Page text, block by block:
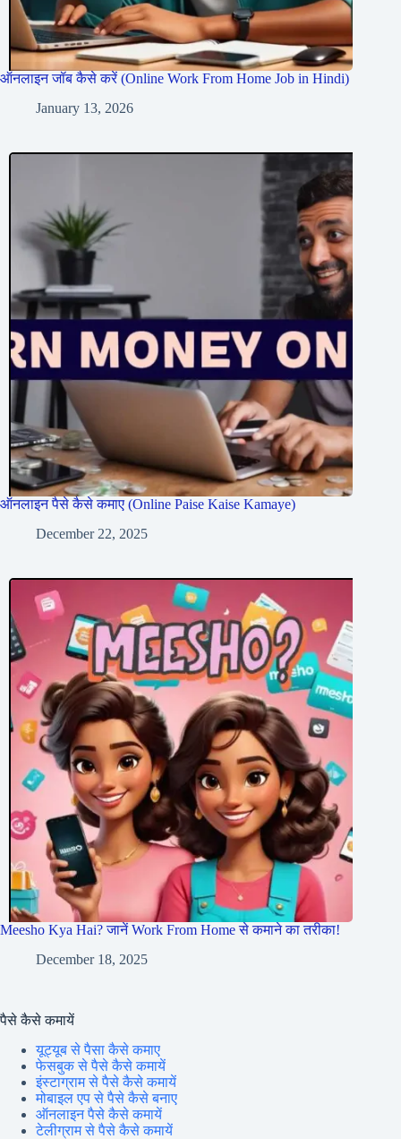
ऑनलाइन जॉब कैसे करें (Online Work From Home Job in Hindi)
January 13, 2026
ऑनलाइन पैसे कैसे कमाए (Online Paise Kaise Kamaye)
December 22, 2025
Meesho Kya Hai? जानें Work From Home से कमाने का तरीका!
December 18, 2025
पैसे कैसे कमायें
यूट्यूब से पैसा कैसे कमाए
फेसबुक से पैसे कैसे कमायें
इंस्टाग्राम से पैसे कैसे कमायें
मोबाइल एप से पैसे कैसे बनाए
ऑनलाइन पैसे कैसे कमायें
टेलीग्राम से पैसे कैसे कमायें